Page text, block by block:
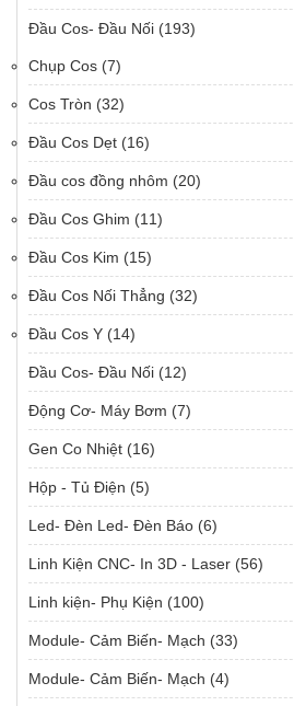
Đầu Cos- Đầu Nối (193)
Chụp Cos (7)
Cos Tròn (32)
Đầu Cos Dẹt (16)
Đầu cos đồng nhôm (20)
Đầu Cos Ghim (11)
Đầu Cos Kim (15)
Đầu Cos Nối Thẳng (32)
Đầu Cos Y (14)
Đầu Cos- Đầu Nối (12)
Động Cơ- Máy Bơm (7)
Gen Co Nhiệt (16)
Hộp - Tủ Điện (5)
Led- Đèn Led- Đèn Báo (6)
Linh Kiện CNC- In 3D - Laser (56)
Linh kiện- Phụ Kiện (100)
Module- Cảm Biến- Mạch (33)
Module- Cảm Biến- Mạch (4)